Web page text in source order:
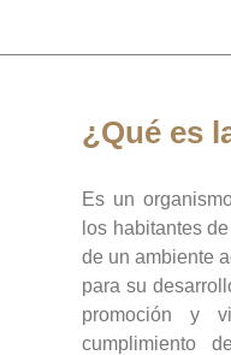
¿Qué es
Es un
los habitantes
de un ambiente
para su
promoción y
cumplimiento